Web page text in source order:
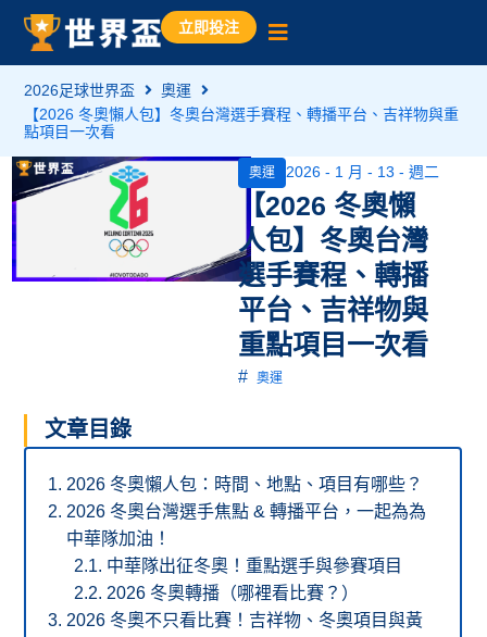
立即投注
2026足球世界盃
奧運
【2026 冬奧懶人包】冬奧台灣選手賽程、轉播平台、吉祥物與重
點項目一次看
奧運 2026 - 1 月 - 13 - 週二
【2026 冬奧懶
人包】冬奧台灣
選手賽程、轉播
平台、吉祥物與
重點項目一次看
# 奧運
文章目錄
2026 冬奧懶人包：時間、地點、項目有哪些？
2026 冬奧台灣選手焦點 & 轉播平台，一起為為
中華隊加油！
中華隊出征冬奧！重點選手與參賽項目
2026 冬奧轉播（哪裡看比賽？）
2026 冬奧不只看比賽！吉祥物、冬奧項目與黃